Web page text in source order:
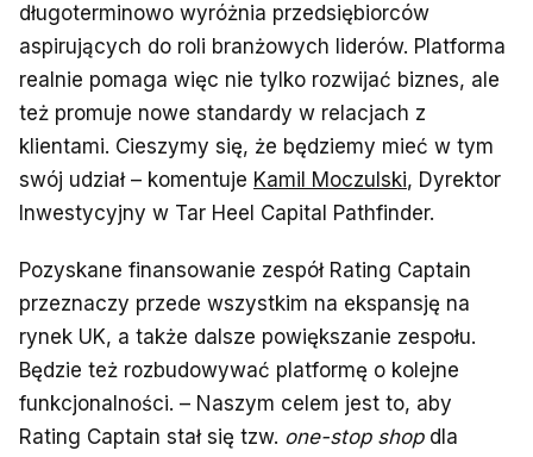
długoterminowo wyróżnia przedsiębiorców
aspirujących do roli branżowych liderów. Platforma
realnie pomaga więc nie tylko rozwijać biznes, ale
też promuje nowe standardy w relacjach z
klientami. Cieszymy się, że będziemy mieć w tym
swój udział – komentuje Kamil Moczulski, Dyrektor
Inwestycyjny w Tar Heel Capital Pathfinder.
Pozyskane finansowanie zespół Rating Captain
przeznaczy przede wszystkim na ekspansję na
rynek UK, a także dalsze powiększanie zespołu.
Będzie też rozbudowywać platformę o kolejne
funkcjonalności. – Naszym celem jest to, aby
Rating Captain stał się tzw. one-stop shopdla